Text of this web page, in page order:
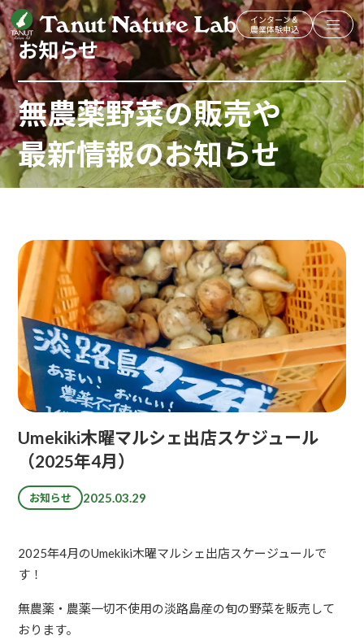
インターン＆
農業体験申込
お知らせ
無農薬野菜の販売や
最新情報のお知らせ
Umekiki木曜マルシェ出店スケジュール
（2025年4月）
お知らせ 2025.03.29
2025年4月のUmekiki木曜マルシェ出店スケージュールで
す！
無農薬・農薬一切不使用の淡路島産の旬の野菜を販売して
おります。